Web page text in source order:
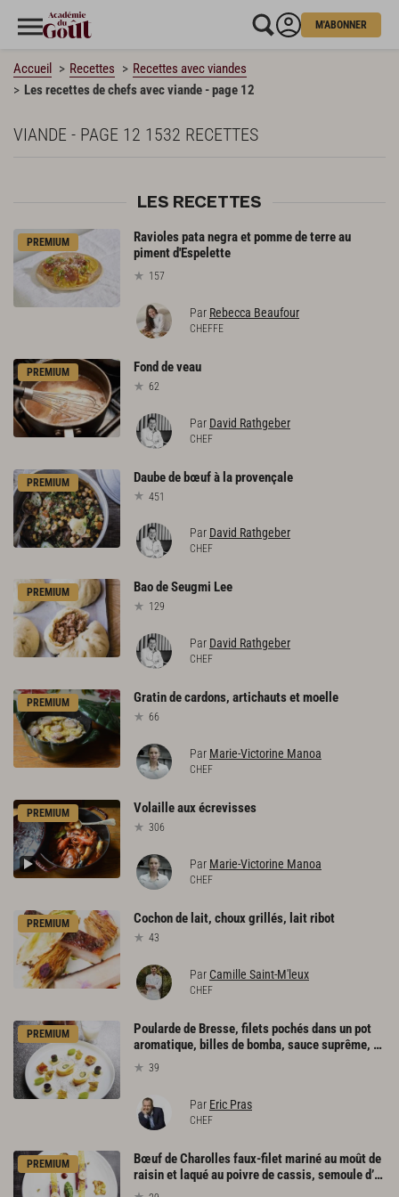
M'ABONNER
Accueil Recettes
Recettes avec viandes
Les recettes de chefs avec viande - page 12
VIANDE - PAGE 12 1532 RECETTES
LES RECETTES
PREMIUM
Ravioles pata negra et pomme de terre au
piment d'Espelette
157
Par Rebecca Beaufour
CHEFFE
PREMIUM Fond deveau
62
Par David Rathgeber
CHEF
PREMIUM Daubede bœufà laprovençale
451
Par David Rathgeber
CHEF
PREMIUM BaodeSeugmi Lee
129
Par David Rathgeber
CHEF
PREMIUM Gratindecardons, artichautsetmoelle
66
Par Marie-Victorine Manoa
CHEF
PREMIUM Volailleauxécrevisses
306
Par Marie-Victorine Manoa
CHEF
PREMIUM Cochonde lait, chouxgrillés, laitribot
43
Par Camille Saint-M'leux
CHEF
PREMIUM
Poularde de Bresse, filets pochés dans un pot
aromatique, billes de bomba, sauce suprême, consommé de volaille infusé aux herbes
39
Par Eric Pras
CHEF
PREMIUM
Bœuf de Charolles faux-filet mariné au moût de
raisin et laqué au poivre de cassis, semoule d’inflorescence